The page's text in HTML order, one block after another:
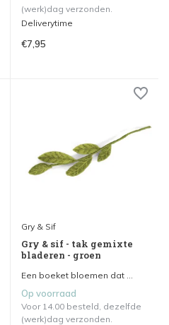
(werk)dag verzonden.
Deliverytime
€7,95
Gry & Sif
Gry & sif - tak gemixte
bladeren - groen
Een boeket bloemen dat ...
Op voorraad
Voor 14.00 besteld, dezelfde
(werk)dag verzonden.